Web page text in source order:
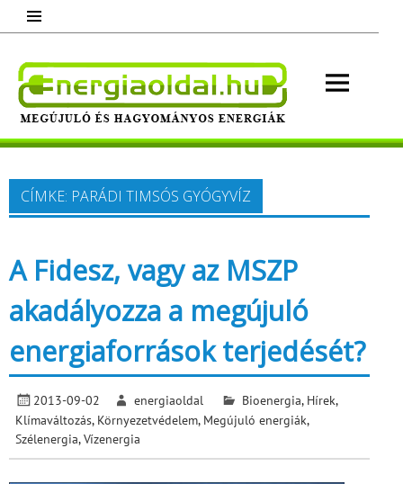
content
Megújuló és hagyományos energiák.
Minden, ami energia!
CÍMKE: PARÁDI TIMSÓS GYÓGYVÍZ
A Fidesz, vagy az MSZP
akadályozza a megújuló
energiaforrások terjedését?
2013-09-02 energiaoldal Bioenergia, Hírek,
Klímaváltozás, Környezetvédelem, Megújuló energiák,
Szélenergia,Vízenergia